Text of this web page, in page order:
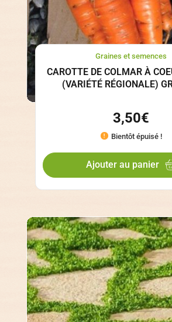
Graines et semences
CAROTTE DE COLMAR À
(VARIÉTÉ RÉGIONALE)
3,50€
Bientôt épuisé !
Ajouter au panier